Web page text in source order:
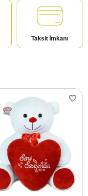
Taksit İmkanı